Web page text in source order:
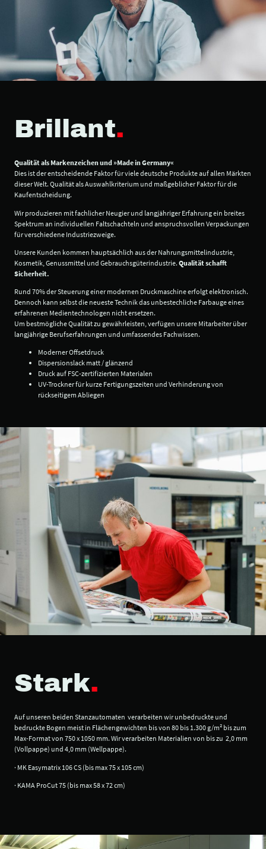
Brillant.
Qualität als Markenzeichen und »Made in Germany«
Dies ist der entscheidende Faktor für viele deutsche Produkte auf allen Märkten
dieser Welt. Qualität als Auswahlkriterium und maßgeblicher Faktor für die
Kaufentscheidung.
Wir produzieren mit fachlicher Neugier und langjähriger Erfahrung ein breites
Spektrum an individuellen Faltschachteln und anspruchsvollen Verpackungen
für verschiedene Industriezweige.
Unsere Kunden kommen hauptsächlich aus der Nahrungsmittelindustrie,
Kosmetik, Genussmittel und Gebrauchsgüterindustrie. Qualität schafft
Sicherheit.
Rund 70% der Steuerung einer modernen Druckmaschine erfolgt elektronisch.
Dennoch kann selbst die neueste Technik das unbestechliche Farbauge eines
erfahrenen Medientechnologen nicht ersetzen.
Um bestmögliche Qualität zu gewährleisten, verfügen unsere Mitarbeiter über
langjährige Berufserfahrungen und umfassendes Fachwissen.
Moderner Offsetdruck
Dispersionslack matt / glänzend
Druck auf FSC-zertifizierten Materialen
UV-Trockner für kurze Fertigungszeiten und Verhinderung von
rückseitigem Abliegen
Stark.
Auf unseren beiden Stanzautomaten verarbeiten wir unbedruckte und
bedruckte Bogen meist in Flächengewichten bis von 80 bis 1.300 g/m² bis zum
Max-Format von 750 x 1050 mm. Wir verarbeiten Materialien von bis zu 2,0 mm
(Vollpappe) und 4,0 mm (Wellpappe).
· MK Easymatrix 106 CS (bis max 75 x 105 cm)
· KAMA ProCut 75 (bis max 58 x 72 cm)